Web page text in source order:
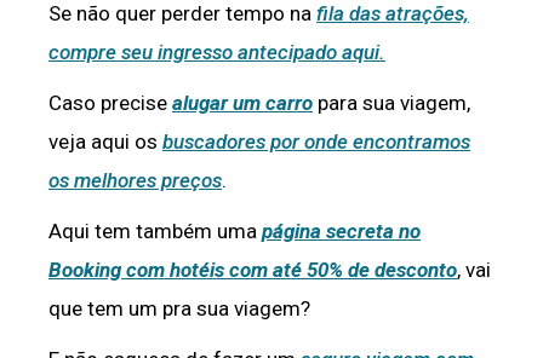
Se não quer perder tempo na fila das atrações,
compre seu ingresso antecipado aqui.
Caso precise alugar um carro para sua viagem,
veja aqui os buscadores por onde encontramos
os melhores preços.
Aqui tem também uma página secreta no
Booking com hotéis com até 50% de desconto, vai
que tem um pra sua viagem?